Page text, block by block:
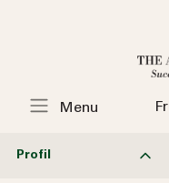
Fr
Menu
Profil